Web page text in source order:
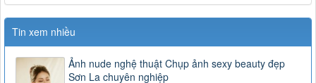
Tin xem nhiều
Ảnh nude nghệ thuật Chụp ảnh sexy beauty đẹp
Sơn La chuyên nghiệp